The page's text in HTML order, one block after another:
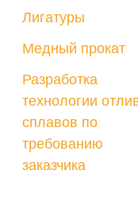
Лигатуры
Медный прокат
Разработка
технологии
сплавов по
требованию
заказчика